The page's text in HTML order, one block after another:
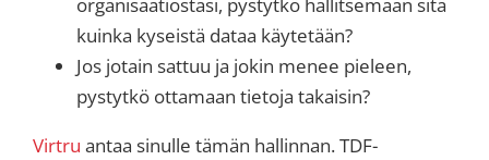
kuinka kyseistä dataa käytetään?
Jos jotain sattuu ja jokin menee pieleen,
pystytkö ottamaan tietoja takaisin?
Virtru antaa sinulle tämän hallinnan. TDF-